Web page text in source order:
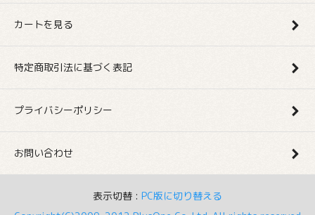
カートを見る
特定商取引法に基づく表記
プライバシーポリシー
お問い合わせ
表示切替 : PC版に切り替える